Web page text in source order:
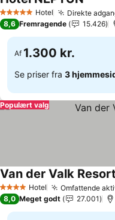
5 Stjerner Hotel Direkte
8,6 Fremragende 15.426
Af 1.300 kr.
Se priser fra 3
Populært valg
4 StjernerHotel Omfattende
Van der Valk
8,0 Meget godt 27.001